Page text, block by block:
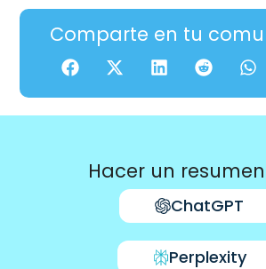
Comparte en tu
Hacer un
ChatGPT
Perplexity